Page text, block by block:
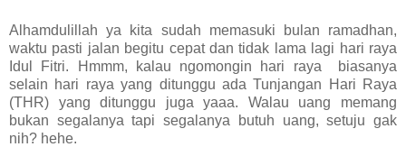
Alhamdulillah ya kita sudah memasuki bulan ramadhan,
waktu pasti jalan begitu cepat dan tidak lama lagi hari raya
Idul Fitri. Hmmm, kalau ngomongin hari raya biasanya
selain hari raya yang ditunggu ada Tunjangan Hari Raya
(THR) yang ditunggu juga yaaa. Walau uang memang
bukan segalanya tapi segalanya butuh uang, setuju gak
nih? hehe.